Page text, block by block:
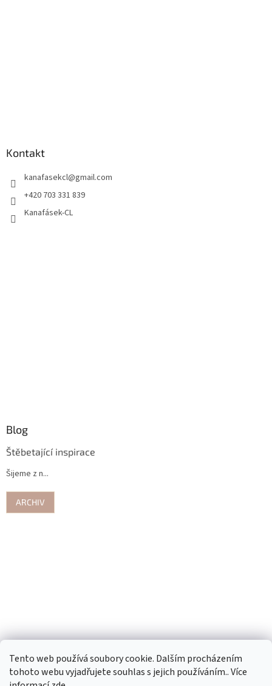
Tento web používá soubory cookie. Dalším procházením
tohoto webu vyjadřujete souhlas s jejich používáním.. Více
Kontakt
kanafasekcl@gmail.com
+420 703 331 839
Kanafásek-CL
Blog
Štěbetající inspirace
Šijeme z n...
ARCHIV